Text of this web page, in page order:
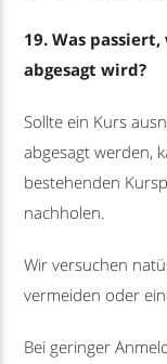
19. Was
abgesagt wird?
Sollte ein Kurs
abgesagt werden,
bestehenden
nachholen.
Wir versuchen
vermeiden oder
Bei geringer